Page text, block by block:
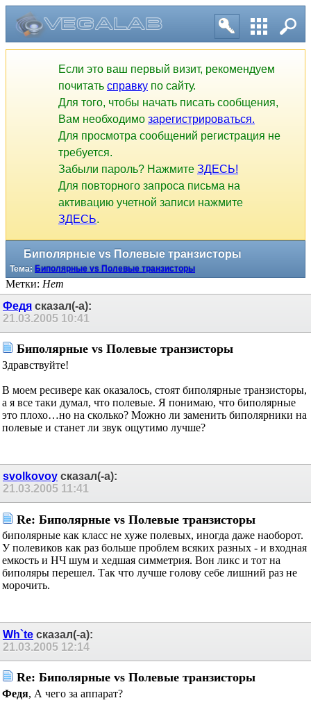
Если это ваш первый визит, рекомендуем
почитать справку по сайту.
Для того, чтобы начать писать сообщения,
Вам необходимо зарегистрироваться.
Для просмотра сообщений регистрация не
требуется.
Забыли пароль? Нажмите ЗДЕСЬ!
Для повторного запроса письма на
активацию учетной записи нажмите
ЗДЕСЬ.
Биполярные vs Полевые транзисторы
Тема: Биполярные vs Полевые транзисторы
Метки: Нет
Федясказал(-а):
21.03.2005
Биполярные vs Полевые транзисторы
Здравствуйте!
В моем ресивере как оказалось, стоят биполярные транзисторы,
а я все таки думал, что полевые. Я понимаю, что биполярные
это плохо…но на сколько? Можно ли заменить биполярники на
полевые и станет ли звук ощутимо лучше?
svolkovoyсказал(-а):
21.03.2005
Re: Биполярные vs Полевые транзисторы
биполярные как класс не хуже полевых, иногда даже наоборот.
У полевиков как раз больше проблем всяких разных - и входная
емкость и НЧ шум и хедшая симметрия. Вон ликс и тот на
биполяры перешел. Так что лучше голову себе лишний раз не
морочить.
Wh`teсказал(-а):
21.03.200512:14
Re: Биполярные vs Полевые транзисторы
Федя, А чего за аппарат?